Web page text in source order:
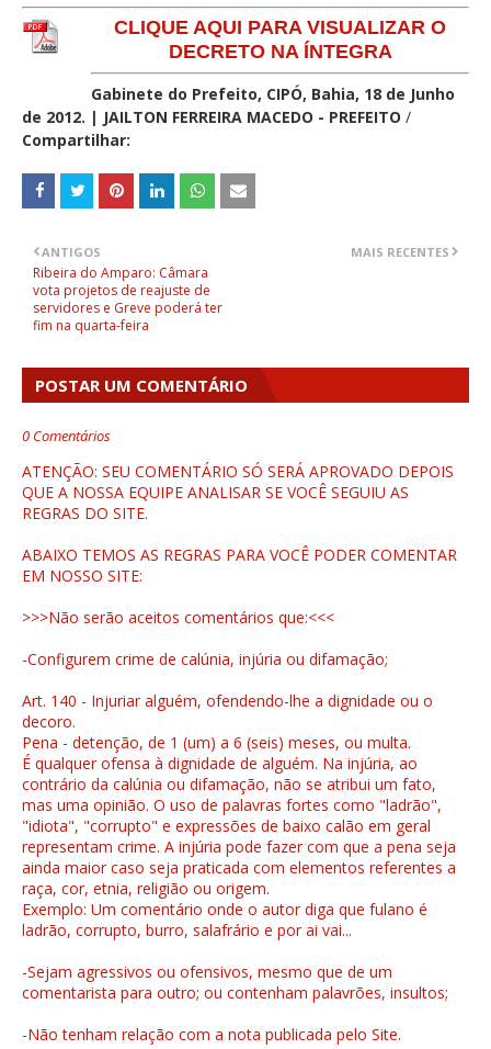
CLIQUE AQUI PARA VISUALIZAR O
DECRETO NA ÍNTEGRA
Gabinete do Prefeito, CIPÓ, Bahia, 18 de Junho
de 2012. | JAILTON FERREIRA MACEDO - PREFEITO /
Compartilhar:
MAIS RECENTES
ANTIGOS
Ribeira do Amparo: Câmara
vota projetos de reajuste de
servidores e Greve poderá ter
fim na quarta-feira
POSTAR UM COMENTÁRIO
0 Comentários
ATENÇÃO: SEU COMENTÁRIO SÓ SERÁ APROVADO DEPOIS
QUE A NOSSA EQUIPE ANALISAR SE VOCÊ SEGUIU AS
REGRAS DO SITE.
ABAIXO TEMOS AS REGRAS PARA VOCÊ PODER COMENTAR
EM NOSSO SITE:
>>>Não serão aceitos comentários que:<<<
-Configurem crime de calúnia, injúria ou difamação;
Art. 140 - Injuriar alguém, ofendendo-lhe a dignidade ou o
decoro.
Pena - detenção, de 1 (um) a 6 (seis) meses, ou multa.
É qualquer ofensa à dignidade de alguém. Na injúria, ao
contrário da calúnia ou difamação, não se atribui um fato,
mas uma opinião. O uso de palavras fortes como "ladrão",
"idiota", "corrupto" e expressões de baixo calão em geral
representam crime. A injúria pode fazer com que a pena seja
ainda maior caso seja praticada com elementos referentes a
raça, cor, etnia, religião ou origem.
Exemplo: Um comentário onde o autor diga que fulano é
ladrão, corrupto, burro, salafrário e por ai vai...
-Sejam agressivos ou ofensivos, mesmo que de um
comentarista para outro; ou contenham palavrões, insultos;
-Não tenham relação com a nota publicada pelo Site.